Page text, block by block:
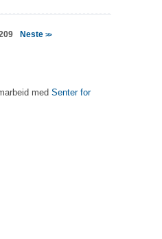
Neste >>
med Senter for